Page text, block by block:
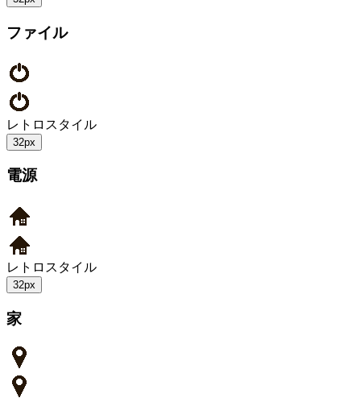
ファイル
レトロスタイル
32px
電源
レトロスタイル
32px
家